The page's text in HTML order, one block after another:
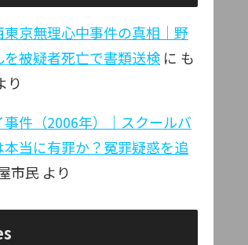
東京無理心中事件の真相｜野
被疑者死亡で書類送検 に も
り
事件（2006年）｜スクールバ
本当に有罪か？冤罪疑惑を追
市民 より